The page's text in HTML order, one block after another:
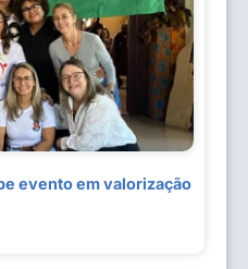
evento em valorização